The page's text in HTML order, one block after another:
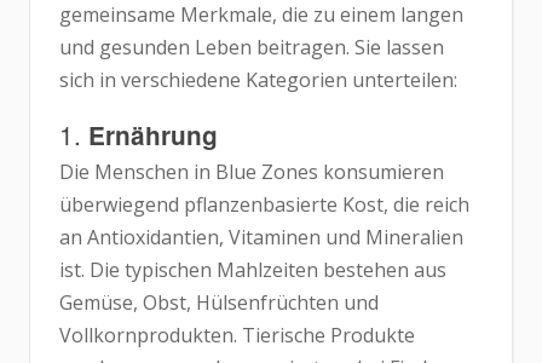
gemeinsame Merkmale, die zu einem langen
und gesunden Leben beitragen. Sie lassen
sich in verschiedene Kategorien unterteilen:
1. Ernährung
Die Menschen in Blue Zones konsumieren
überwiegend pflanzenbasierte Kost, die reich
an Antioxidantien, Vitaminen und Mineralien
ist. Die typischen Mahlzeiten bestehen aus
Gemüse, Obst, Hülsenfrüchten und
Vollkornprodukten. Tierische Produkte